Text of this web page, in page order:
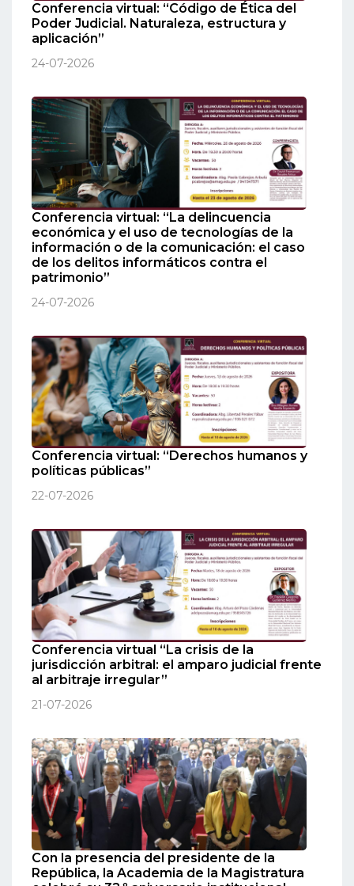
Conferencia virtual: “Código de Ética del
Poder Judicial. Naturaleza, estructura y
aplicación”
24-07-2026
Conferencia virtual: “La delincuencia
económica y el uso de tecnologías de la
información o de la comunicación: el caso
de los delitos informáticos contra el
patrimonio”
24-07-2026
Conferencia virtual: “Derechos humanos y
políticas públicas”
22-07-2026
Conferencia virtual “La crisis de la
jurisdicción arbitral: el amparo judicial frente
al arbitraje irregular”
21-07-2026
Con la presencia del presidente de la
República, la Academia de la Magistratura